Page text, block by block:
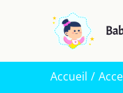
Accueil